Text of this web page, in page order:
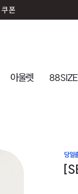
폰
아울렛